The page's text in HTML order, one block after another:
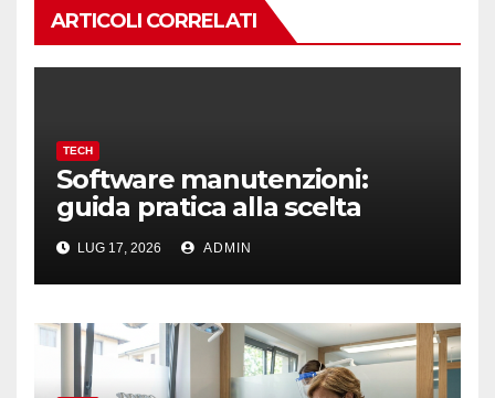
ARTICOLI CORRELATI
TECH
Software manutenzioni:
guida pratica alla scelta
efficace
LUG 17, 2026 ADMIN